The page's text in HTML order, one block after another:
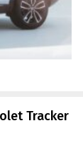
Tracker